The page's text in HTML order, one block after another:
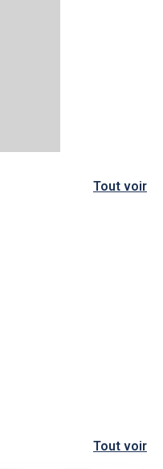
Tout voir
Tout voir